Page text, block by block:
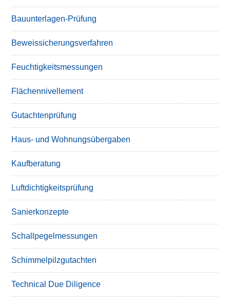
Bauunterlagen-Prüfung
Beweissicherungsverfahren
Feuchtigkeitsmessungen
Flächennivellement
Gutachtenprüfung
Haus- und Wohnungsübergaben
Kaufberatung
Luftdichtigkeitsprüfung
Sanierkonzepte
Schallpegelmessungen
Schimmelpilzgutachten
Technical Due Diligence